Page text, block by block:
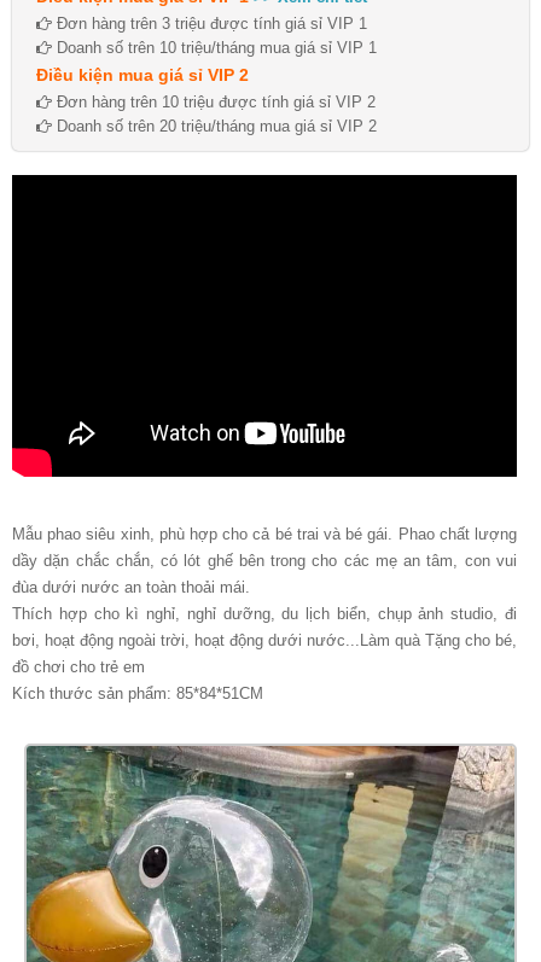
Đơn hàng trên 3 triệu được tính giá sỉ VIP 1
Doanh số trên 10 triệu/tháng mua giá sỉ VIP 1
Điều kiện mua giá sỉ VIP 2
Đơn hàng trên 10 triệu được tính giá sỉ VIP 2
Doanh số trên 20 triệu/tháng mua giá sỉ VIP 2
Mẫu phao siêu xinh, phù hợp cho cả bé trai và bé gái. Phao chất lượng
dầy dặn chắc chắn, có lót ghế bên trong cho các mẹ an tâm, con vui
đùa dưới nước an toàn thoải mái.
Thích hợp cho kì nghỉ, nghỉ dưỡng, du lịch biển, chụp ảnh studio, đi
bơi, hoạt động ngoài trời, hoạt động dưới nước...Làm quà Tặng cho bé,
đồ chơi cho trẻ em
Kích thước sản phẩm: 85*84*51CM